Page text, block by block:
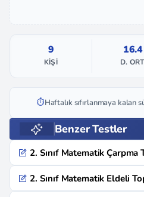
9
KIŞI
16.4
D.
⏱️Haftalık sıfırlanmaya kalan
Benzer Testler
2. Sınıf Matematik Çarpma
2. Sınıf Matematik Eldeli